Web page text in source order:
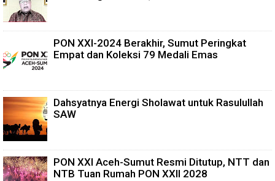
PON XXI-2024 Berakhir, Sumut Peringkat
Empat dan Koleksi 79 Medali Emas
Dahsyatnya Energi Sholawat untuk Rasulullah
SAW
PON XXI Aceh-Sumut Resmi Ditutup, NTT dan
NTB Tuan Rumah PON XXII 2028